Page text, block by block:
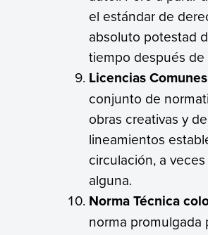
el estándar de
absoluto potestad
tiempo después
Licencias
conjunto de
obras creativas y
lineamientos
circulación, a
alguna.
Norma Técnica
norma